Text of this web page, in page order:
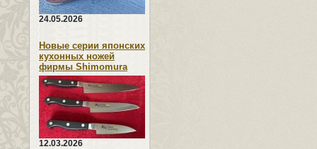
24.05.2026
Новые серии японских
кухонных ножей
фирмы Shimomura
12.03.2026